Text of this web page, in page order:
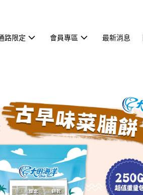
路限定 會員專區 最新消息